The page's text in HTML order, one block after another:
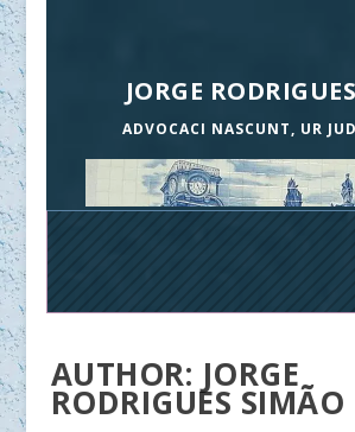
JORGE
ADVOCACI NASCUNT, UR
AUTHOR: JORGE
RODRIGUES SIMÃO